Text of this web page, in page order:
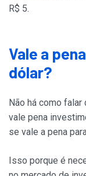
R$ 5.
Vale a
dólar?
Não há como
vale pena
se vale a pena
Isso porque é